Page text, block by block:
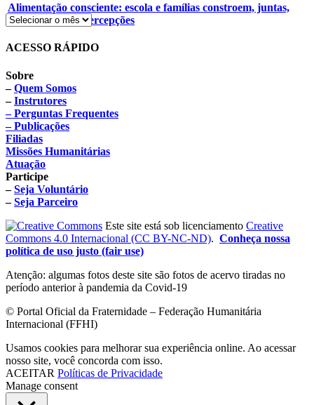
Alimentação consciente: escola e famílias constroem, juntas,
novos hábitos e percepções
ACESSO RÁPIDO
Sobre
–Quem Somos
–Instrutores
– Perguntas Frequentes
– Publicações
Filiadas
Missões Humanitárias
Atuação
Participe
–Seja Voluntário
–Seja Parceiro
Este site está sob licenciamento Creative
Commons 4.0 Internacional (CC BY-NC-ND). Conheça nossa
política de uso justo (fair use)
Atenção: algumas fotos deste site são fotos de acervo tiradas no
período anterior à pandemia da Covid-19
© Portal Oficial da Fraternidade – Federação Humanitária
Internacional (FFHI)
Usamos cookies para melhorar sua experiência online. Ao acessar
nosso site, você concorda com isso.
ACEITAR Políticas de Privacidade
Manage consent